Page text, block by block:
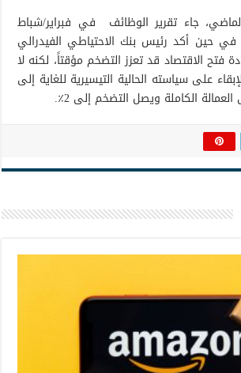
جاء تقرير الوظائف في فبراير/شباط
حين أكد رئيس بنك الاحتياطي الفيدرالي
فتح الاقتصاد قد تعزز التضخم مؤقتاً، لكنه لا
على سياسته الحالية التيسيرية للغاية إلى
الكاملة ويصل التضخم إلى 2٪.